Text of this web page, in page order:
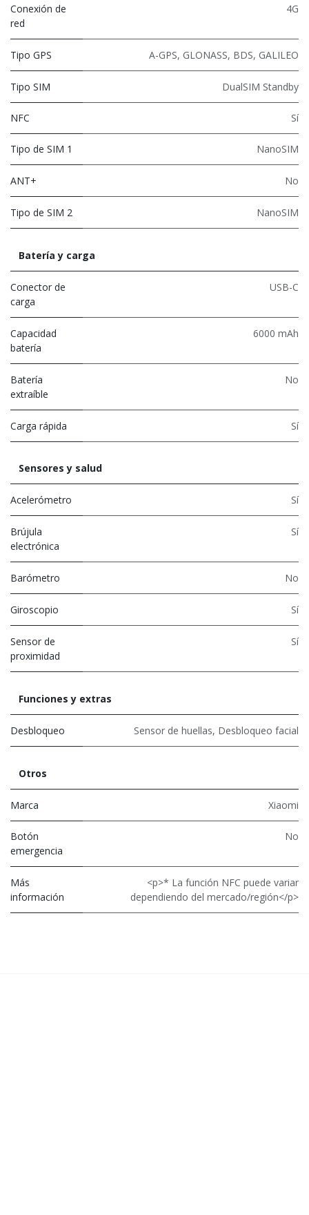
Conexión de
red
4G
Tipo GPS A-GPS, GLONASS, BDS, GALILEO
Tipo SIM DualSIM Standby
NFC Sí
Tipo de SIM 1 NanoSIM
ANT+ No
Tipo de SIM 2 NanoSIM
Batería y carga
Conector de
carga
USB-C
Capacidad
batería
6000 mAh
Batería
extraíble
No
Carga rápida Sí
Sensores y salud
Acelerómetro Sí
Brújula
electrónica
Sí
Barómetro No
Giroscopio Sí
Sensor de
proximidad
Sí
Funciones y extras
Desbloqueo Sensor de huellas, Desbloqueo facial
Otros
Marca Xiaomi
Botón
emergencia
No
Más
información
<p>* La función NFC puede variar
dependiendo del mercado/región</p>